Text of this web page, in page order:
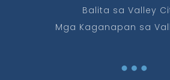
Balita sa Valley
Mga Kaganapan sa
…